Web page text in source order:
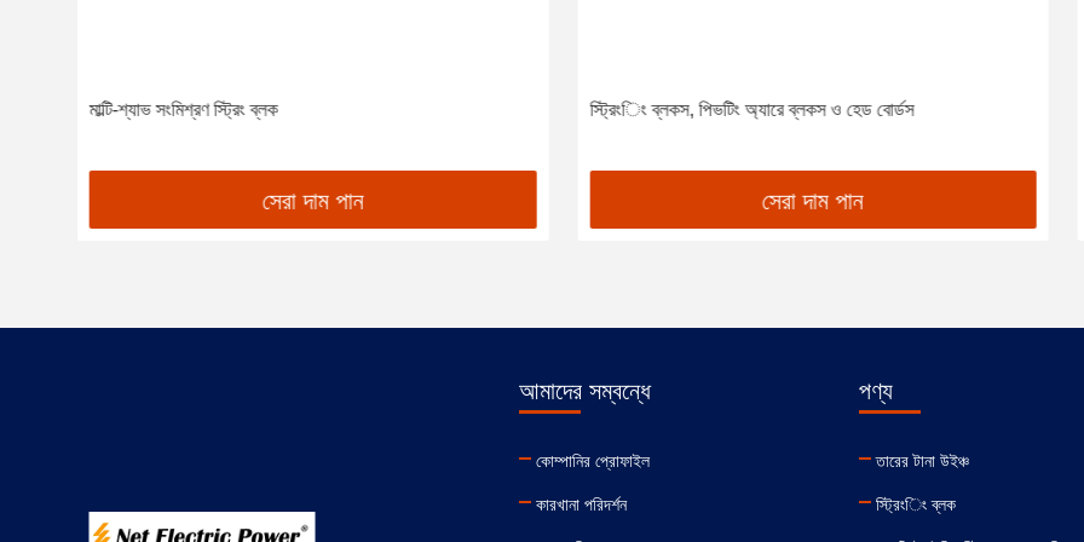
মাল্টি-শ্যাভ সংমিশ্রণ স্ট্রিং ব্লক
সেরা দাম পান
স্ট্রিংিং ব্লকস, পিভটিং অ্যারে ব্লকস ও হেড বোর্ডস
সেরা দাম পান
আমাদের সম্বন্ধে
কোম্পানির প্রোফাইল
কারখানা পরিদর্শন
পণ্য
তারের টানা উইঞ্চ
স্ট্রিংিং ব্লক